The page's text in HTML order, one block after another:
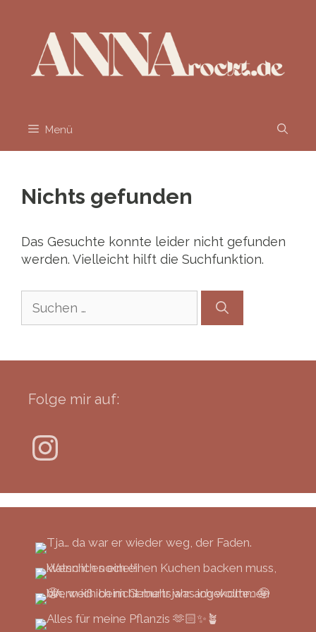
springen
Menü
Nichts gefunden
Das Gesuchte konnte leider nicht gefunden
werden. Vielleicht hilft die Suchfunktion.
nach:
Folge mir auf:
Instagram